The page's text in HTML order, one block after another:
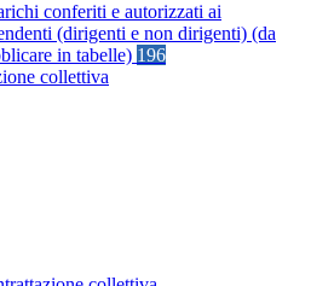
conferiti e autorizzati ai
(dirigenti e non dirigenti) (da
in tabelle) 196
collettiva